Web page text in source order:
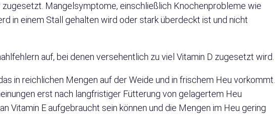
Mangelsymptome, einschließlich Knochenprobleme wie
in einem Stall gehalten wird oder stark überdeckt ist und nicht
auf, bei denen versehentlich zu viel Vitamin D zugesetzt wird.
in reichlichen Mengen auf der Weide und in frischem Heu vorkommt.
erst nach langfristiger Fütterung von gelagertem Heu
Vitamin E aufgebraucht sein können und die Mengen im Heu gering